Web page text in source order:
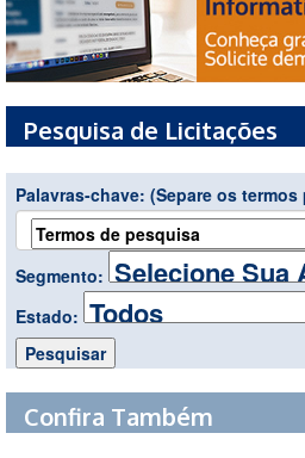
Pesquisa de Licitações
Palavras-chave: (Separe os
Segmento:
Estado:
Confira Também